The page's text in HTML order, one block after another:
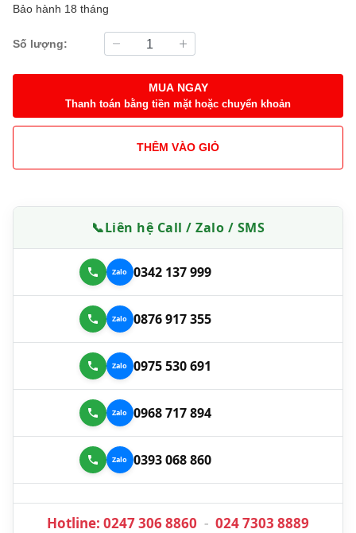
Bảo hành 18 tháng
Số lượng:
MUA NGAY
Thanh toán bằng tiền mặt hoặc chuyển khoản
THÊM VÀO GIỎ
📞Liên hệ Call / Zalo / SMS
0342 137 999
0876 917 355
0975 530 691
0968 717 894
0393 068 860
Hotline: 0247 306 8860 - 024 7303 8889